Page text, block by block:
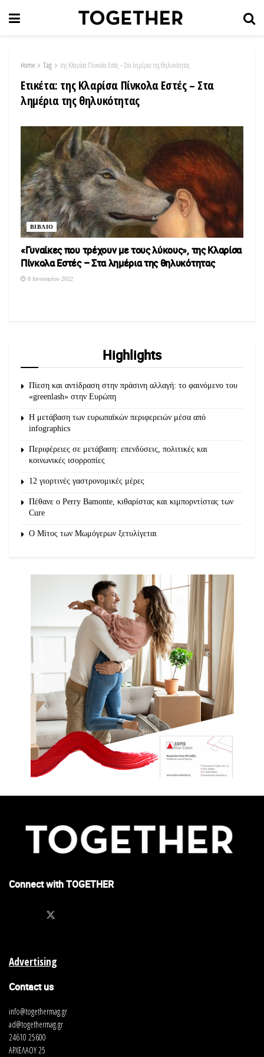
Home Tag της Κλαρίσα Πίνκολα Εστές – Στα λημέρια της θηλυκότητας
Ετικέτα: της Κλαρίσα Πίνκολα Εστές – Στα
λημέρια της θηλυκότητας
ΒΙΒΛΙΟ
«Γυναίκες που τρέχουν με τους λύκους», της Κλαρίσα
Πίνκολα Εστές – Στα λημέρια της θηλυκότητας
8 Ιανουαρίου 2022
Highlights
Πίεση και αντίδραση στην πράσινη αλλαγή: το φαινόμενο του
«greenlash» στην Ευρώπη
Η μετάβαση των ευρωπαϊκών περιφερειών μέσα από
infographics
Περιφέρειες σε μετάβαση: επενδύσεις, πολιτικές και
κοινωνικές ισορροπίες
12 γιορτινές γαστρονομικές μέρες
Πέθανε ο Perry Bamonte, κιθαρίστας και κιμπορντίστας των
Cure
O Μίτος των Μωμόγερων ξετυλίγεται
Connect with TOGETHER
Advertising
Contact us
info@togethermag.gr
ad@togethermag.gr
24610 25600
ΑΡΧΕΛΑΟΥ 25